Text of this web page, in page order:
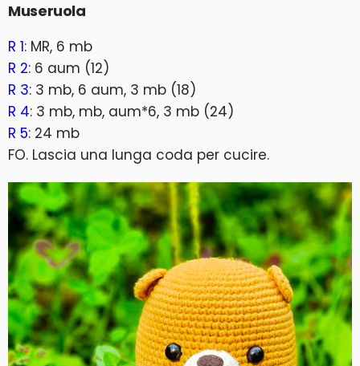
Museruola
R 1: MR, 6 mb
R 2: 6 aum (12)
R 3: 3 mb, 6 aum, 3 mb (18)
R 4: 3 mb, mb, aum*6, 3 mb (24)
R 5: 24 mb
FO. Lascia una lunga coda per cucire.